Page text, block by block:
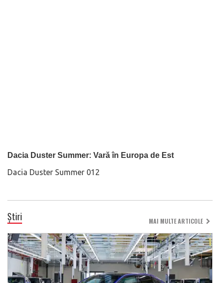
Dacia Duster Summer: Vară în Europa de Est
Dacia Duster Summer 012
Știri MAI MULTE ARTICOLE